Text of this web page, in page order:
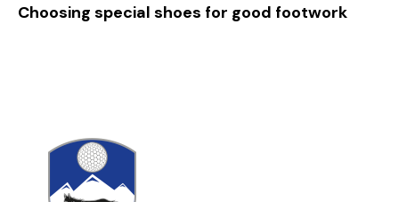
Choosing special shoes for good footwork